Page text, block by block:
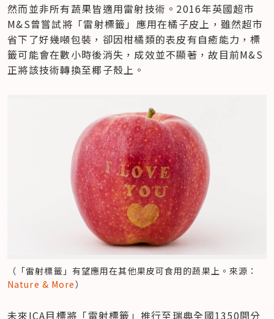
然而並非所有蔬果皆適用雷射技術。2016年英國超市
M&S曾嘗試將「雷射標籤」應用在橘子皮上，雖然超市
省下了好幾噸包裝，卻因柑橘類的表皮有自癒能力，標
籤可能會在數小時後消失，成效並不顯著，故目前M&S
正將該技術轉換至椰子殼上。
（「雷射標籤」有望應用在其他果皮可食用的蔬果上。來源：
Nature & More）
未來ICA目標將「雷射標籤」推行至瑞典全國1350間分